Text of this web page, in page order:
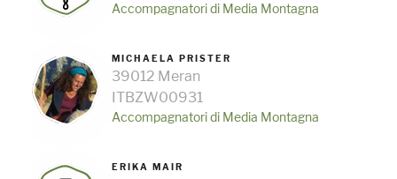
Accompagnatori di Media Montagna
MICHAELA PRISTER
39012 Meran
ITBZW00931
Accompagnatori di Media Montagna
ERIKA MAIR